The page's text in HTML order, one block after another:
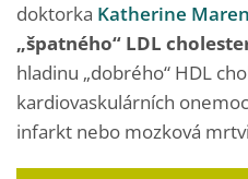
doktorka Katherine
„špatného“ LDL
hladinu „dobrého“ HDL
kardiovaskulárních
infarkt nebo mozková